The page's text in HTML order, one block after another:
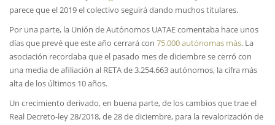
parece que el 2019 el colectivo seguirá dando muchos titulares.
Por una parte, la Unión de Autónomos UATAE comentaba hace unos
días que prevé que este año cerrará con 75.000 autónomas más. La
asociación recordaba que el pasado mes de diciembre se cerró con
una media de afiliación al RETA de 3.254.663 autónomos, la cifra más
alta de los últimos 10 años.
Un crecimiento derivado, en buena parte, de los cambios que trae el
Real Decreto-ley 28/2018, de 28 de diciembre, para la revalorización de